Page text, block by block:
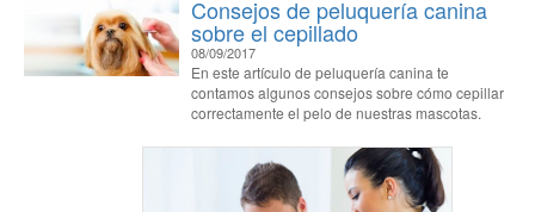
Consejos de peluquería canina
sobre el cepillado
08/09/2017
En este artículo de peluquería canina te
contamos algunos consejos sobre cómo cepillar
correctamente el pelo de nuestras mascotas.